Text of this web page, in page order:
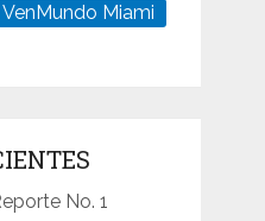
VenMundo Miami
No. 1